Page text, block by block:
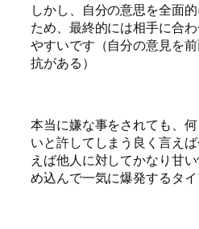
しかし、自分の意思を全面
ため、最終的には相手に合
やすいです（自分の意見を
抗がある）
本当に嫌な事をされても、
いと許してしまう良く言え
えば他人に対してかなり甘
め込んで一気に爆発するタイ